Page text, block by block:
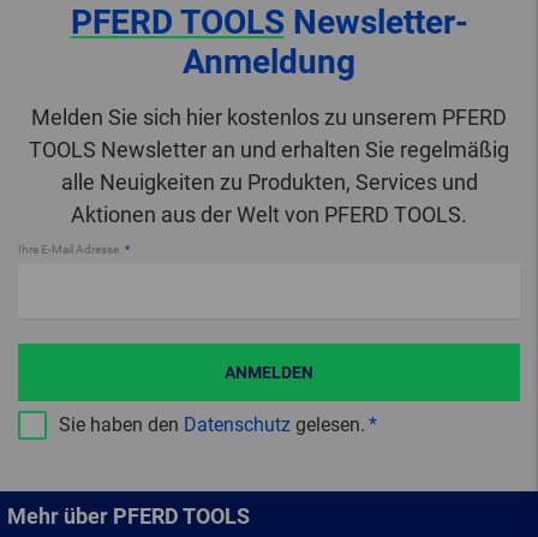
PFERD TOOLSNewsletter-
Anmeldung
Melden Sie sich hier kostenlos zu unserem PFERD
TOOLS Newsletter an und erhalten Sie regelmäßig
alle Neuigkeiten zu Produkten, Services und
Aktionen aus der Welt von PFERD TOOLS.
Ihre E-Mail Adresse
Sie haben den Datenschutz gelesen.
ANMELDEN
Mehr über PFERD TOOLS